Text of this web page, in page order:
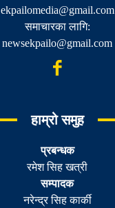
ekpailomedia@gmail.com
समाचारका लागि:
newsekpailo@gmail.com
हाम्रो समुह
प्रबन्धक
रमेश सिह खत्री
सम्पादक
नरेन्द्र सिह कार्की